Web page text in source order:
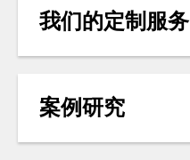
我们的定制服务
案例研究